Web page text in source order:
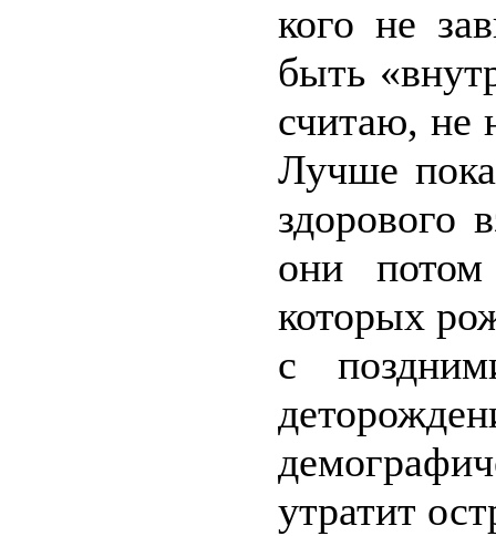
кого не
быть
считаю, не
Лучше
здорового
они
которых
с
утратит